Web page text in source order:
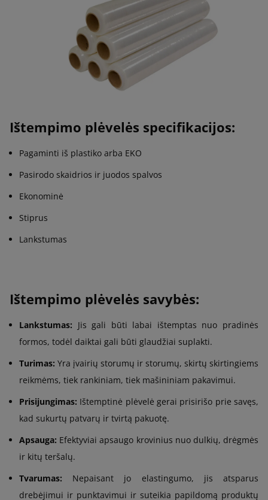
Ištempimo plėvelės specifikacijos:
Pagaminti iš plastiko arba EKO
Pasirodo skaidrios ir juodos spalvos
Ekonominė
Stiprus
Lankstumas
Ištempimo plėvelės savybės:
Lankstumas: Jis gali būti labai ištemptas nuo pradinės
formos, todėl daiktai gali būti glaudžiai suplakti.
Turimas: Yra įvairių storumų ir storumų, skirtų skirtingiems
reikmėms, tiek rankiniam, tiek mašininiam pakavimui.
Prisijungimas: Ištemptinė plėvelė gerai prisirišo prie savęs,
kad sukurtų patvarų ir tvirtą pakuotę.
Apsauga: Efektyviai apsaugo krovinius nuo dulkių, drėgmės
ir kitų teršalų.
Tvarumas: Nepaisant jo elastingumo, jis atsparus
drebėjimui ir punktavimui ir suteikia papildomą produktų